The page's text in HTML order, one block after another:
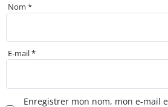
Nom*
E-mail*
Enregistrer mon nom, mon e-mail